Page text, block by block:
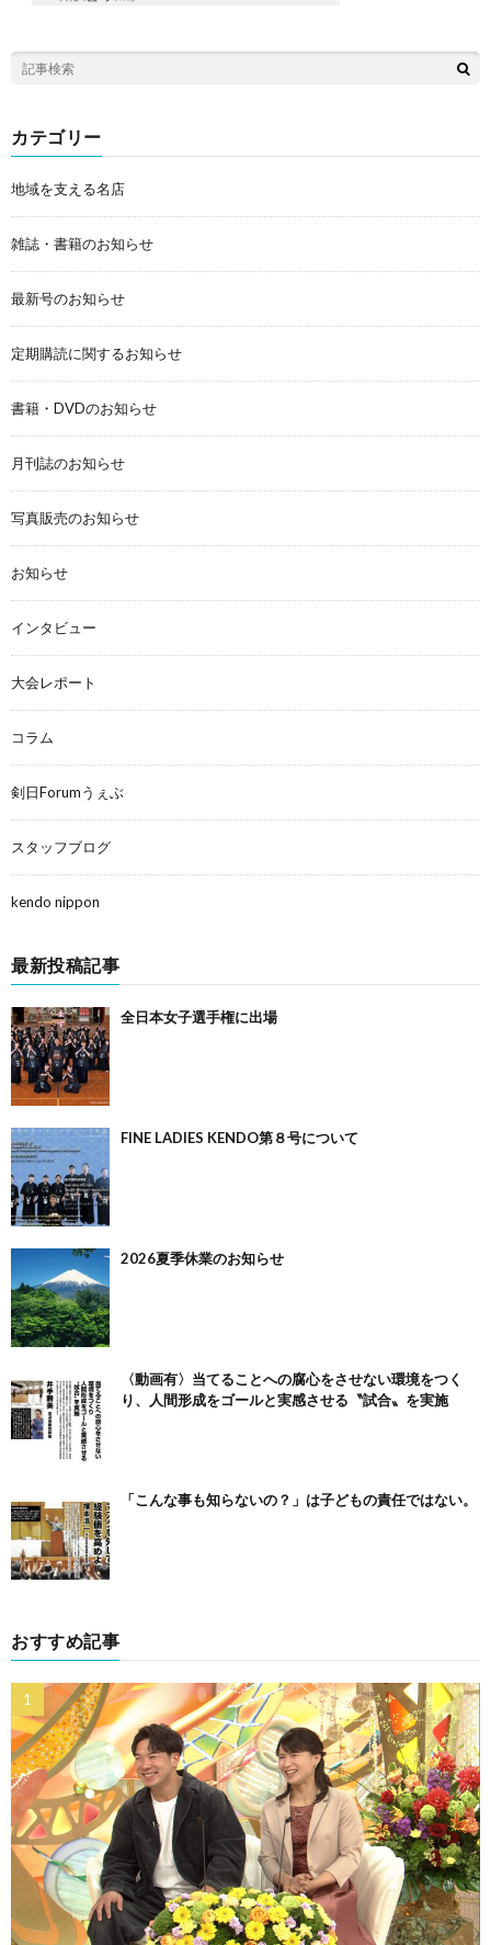
カテゴリー
地域を支える名店
雑誌・書籍のお知らせ
最新号のお知らせ
定期購読に関するお知らせ
書籍・DVDのお知らせ
月刊誌のお知らせ
写真販売のお知らせ
お知らせ
インタビュー
大会レポート
コラム
剣日Forumうぇぶ
スタッフブログ
kendo nippon
最新投稿記事
全日本女子選手権に出場
FINE LADIES KENDO第８号について
2026夏季休業のお知らせ
〈動画有〉当てることへの腐心をさせない環境をつく
り、人間形成をゴールと実感させる〝試合〟を実施
「こんな事も知らないの？」は子どもの責任ではない。
おすすめ記事